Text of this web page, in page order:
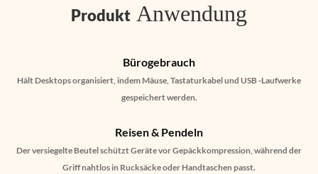
Produkt Anwendung
Bürogebrauch
Hält Desktops organisiert, indem Mäuse, Tastaturkabel und USB -Laufwerke
gespeichert werden.
Reisen & Pendeln
Der versiegelte Beutel schützt Geräte vor Gepäckkompression, während der
Griff nahtlos in Rucksäcke oder Handtaschen passt.